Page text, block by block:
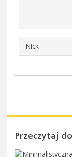
Przeczytaj